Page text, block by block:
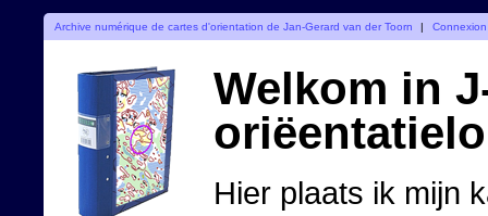
Archive numérique de cartes d'orientation de Jan-Gerard van der Toorn | Connexion
Welkom in
Hier plaats ik mijn